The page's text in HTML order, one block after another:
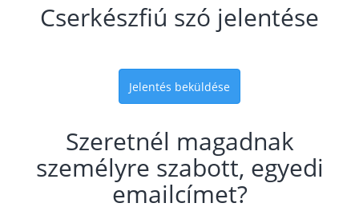
Cserkészfiú szó jelentése
Jelentés beküldése
Szeretnél magadnak
személyre szabott, egyedi
emailcímet?